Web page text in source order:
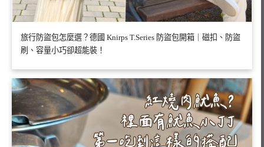
旅行防盜包怎麼選？德國 Knirps T.Series 防盜包開箱｜磁扣、防盜
刷、容量小巧卻超能裝！